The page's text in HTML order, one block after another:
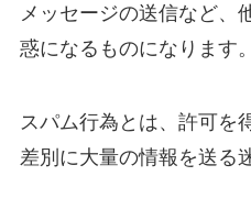
メッセージの送信など、
惑になるものになります。
スパム行為とは、許可を
差別に大量の情報を送る